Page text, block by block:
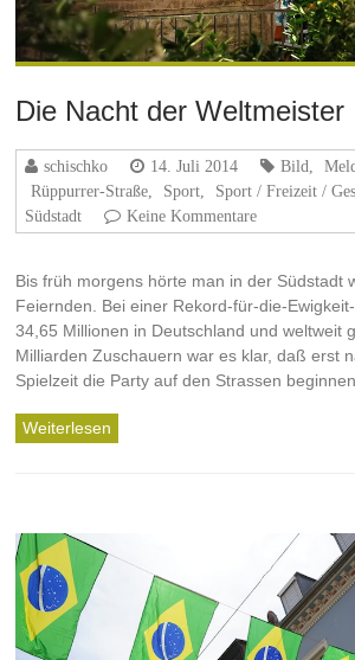
Die Nacht der Weltmeister
schischko 14. Juli 2014 Bild
Rüppurrer-Straße
Sport Sport / Freizeit /
Südstadt
Keine Kommentare
Bis früh morgens hörte man in der Südstadt
Feiernden. Bei einer Rekord-für-die-
34,65 Millionen in Deutschland und weltweit
Milliarden Zuschauern war es klar, daß erst
Spielzeit die Party auf den Strassen
Weiterlesen